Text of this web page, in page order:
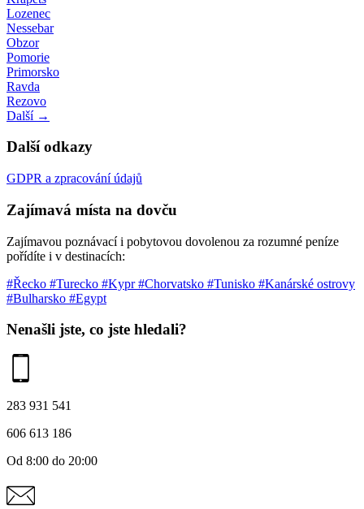
Lozenec
Nessebar
Obzor
Pomorie
Primorsko
Ravda
Rezovo
Další →
Další odkazy
GDPR a zpracování údajů
Zajímavá místa na dovču
Zajímavou poznávací i pobytovou dovolenou za rozumné peníze
pořídíte i v destinacích:
#Řecko #Turecko #Kypr#Chorvatsko #Tunisko #Kanárské ostrovy
#Bulharsko #Egypt
Nenašli jste, co jste hledali?
283 931 541
606 613 186
Od 8:00 do 20:00